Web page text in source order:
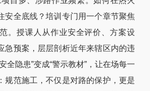
安全底线？培训专门用一个章节聚焦
。授课人从作业安全评价、方案设
急预案，层层剖析近年来辖区内的违
全隐患”变成“警示教材”，让在场每一
规范施工，不仅是对路的保护，更是